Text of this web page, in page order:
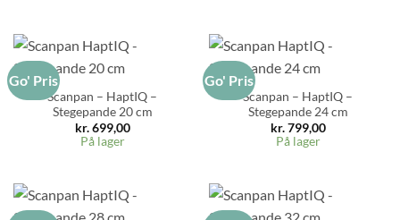
Go' Pris
Scanpan – HaptIQ –
Stegepande 20 cm
kr.699,00
På lager
Go' Pris
Scanpan – HaptIQ –
Stegepande 24 cm
kr.799,00
På lager